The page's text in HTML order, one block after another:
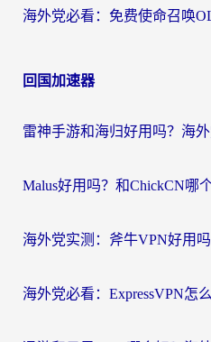
回国加速器